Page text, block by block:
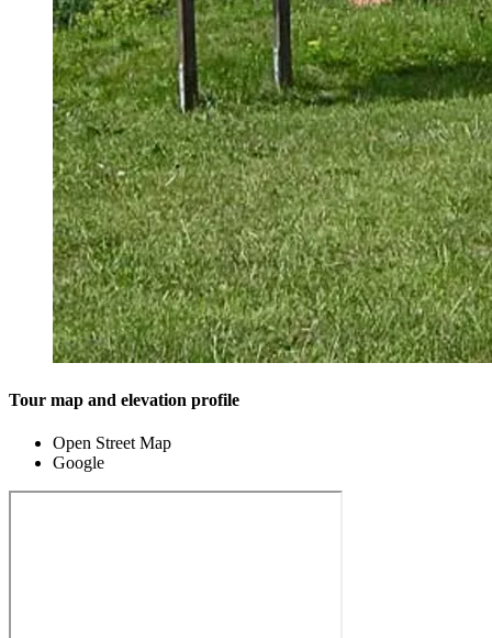
Tour map and elevation profile
Open Street Map
Google